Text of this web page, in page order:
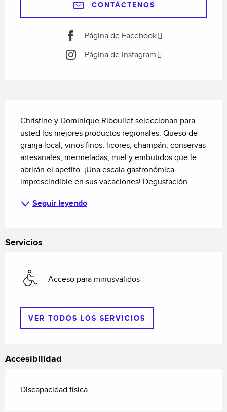
CONTÁCTENOS
Página de Facebook
Página de Instagram
Christine y Dominique Riboullet seleccionan para
usted los mejores productos regionales. Queso de
granja local, vinos finos, licores, champán, conservas
artesanales, mermeladas, miel y embutidos que le
abrirán el apetito. ¡Una escala gastronómica
imprescindible en sus vacaciones! Degustación...
Seguir leyendo
Servicios
Acceso para minusválidos
VER TODOS LOS SERVICIOS
Accesibilidad
Discapacidad física